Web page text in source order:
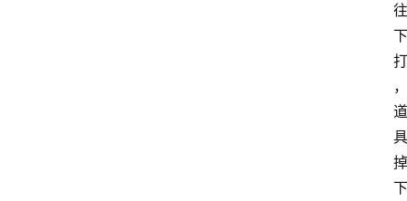
往
下
打
，
道
具
掉
下